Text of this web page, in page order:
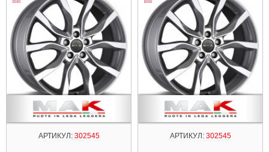
АРТИКУЛ:302545 АРТИКУЛ:302545